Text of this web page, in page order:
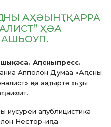
АҲӘЫНҬҚАРРА
ҲӘА
Аԥсныпресс.
Апполон Думаа «Аԥсны
ҳәа аҳаҭыртә хьӡы
апублицистика
Нестор-иԥа